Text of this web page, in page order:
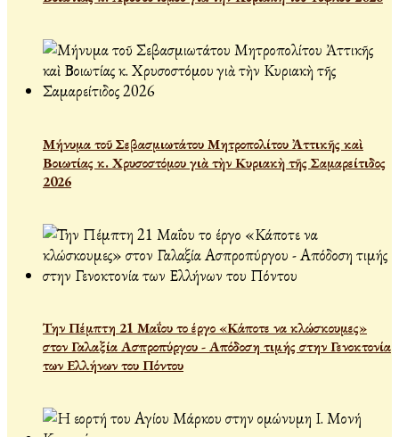
Μήνυμα τοῦ Σεβασμιωτάτου Μητροπολίτου Ἀττικῆς καὶ
Βοιωτίας κ. Χρυσοστόμου γιὰ τὴν Κυριακὴ τῆς Σαμαρείτιδος
2026
Την Πέμπτη 21 Μαΐου το έργο «Κάποτε να κλώσκουμες»
στον Γαλαξία Ασπροπύργου - Απόδοση τιμής στην Γενοκτονία
των Ελλήνων του Πόντου